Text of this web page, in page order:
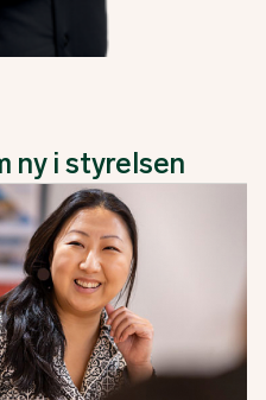
ny i styrelsen